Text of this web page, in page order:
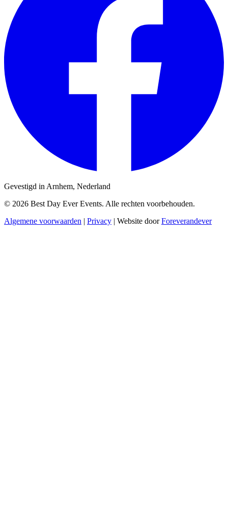
Gevestigd in Arnhem, Nederland
© 2026 Best Day Ever Events. Alle rechten voorbehouden.
Algemene voorwaarden | Privacy | Website doorForeverandever